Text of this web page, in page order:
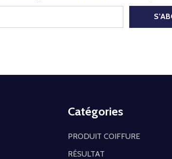
Catégories
PRODUIT COIFFURE
RÉSULTAT